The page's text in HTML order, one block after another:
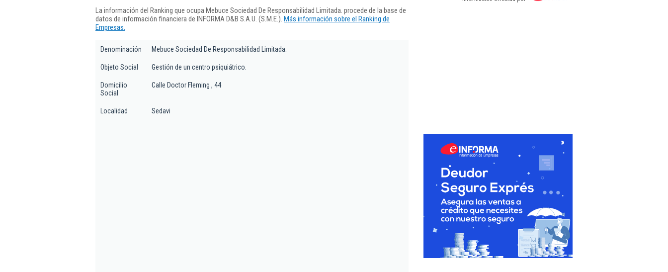
La información del Ranking que ocupa Mebuce Sociedad De Responsabilidad Limitada. procede de la base de
datos de información financiera de INFORMA D&B S.A.U. (S.M.E.). Más información sobre el Ranking de
Empresas.
Denominación Mebuce Sociedad De Responsabilidad Limitada.
Objeto Social Gestión de un centro psiquiátrico.
Domicilio
Social
Calle Doctor Fleming , 44
Localidad Sedavi